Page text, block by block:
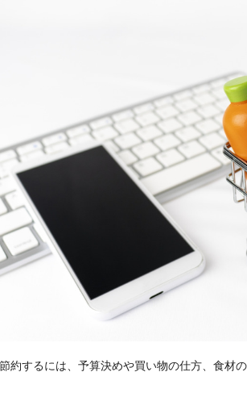
約するには、予算決めや買い物の仕方、食材